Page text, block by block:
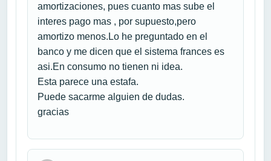
amortizaciones, pues cuanto mas sube el
interes pago mas , por supuesto,pero
amortizo menos.Lo he preguntado en el
banco y me dicen que el sistema frances es
asi.En consumo no tienen ni idea.
Esta parece una estafa.
Puede sacarme alguien de dudas.
gracias